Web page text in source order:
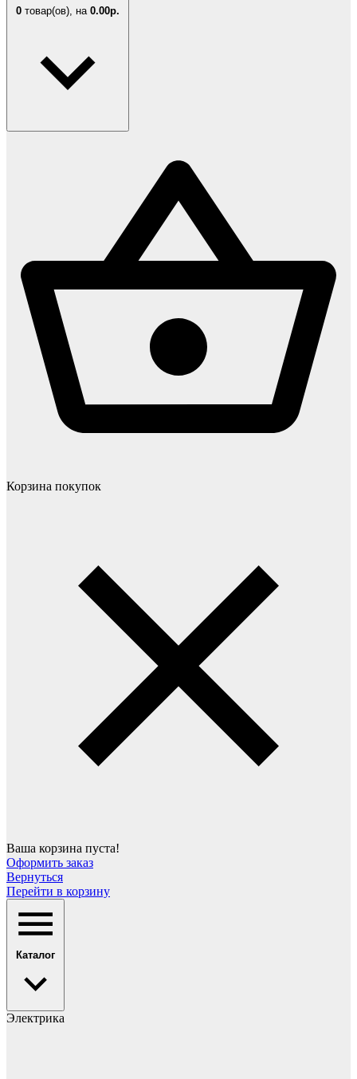
0 товар(ов), на 0.00р.
Корзина покупок
Ваша корзина пуста!
Оформить заказ
Вернуться
Перейти в корзину
Каталог
Электрика